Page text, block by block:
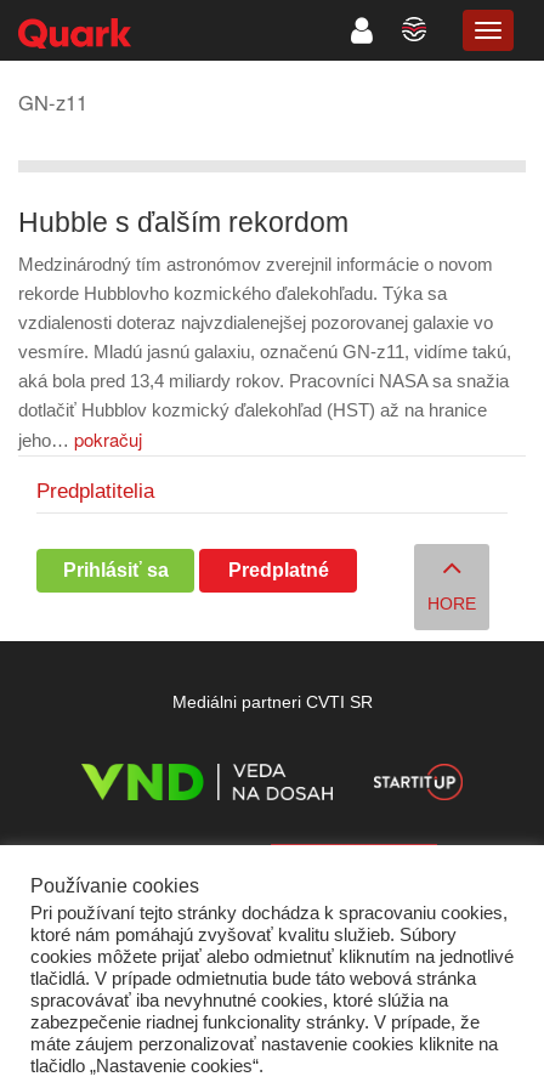
GN-z11
Hubble s ďalším rekordom
Medzinárodný tím astronómov zverejnil informácie o novom
rekorde Hubblovho kozmického ďalekohľadu. Týka sa
vzdialenosti doteraz najvzdialenejšej pozorovanej galaxie vo
vesmíre. Mladú jasnú galaxiu, označenú GN-z11, vidíme takú,
aká bola pred 13,4 miliardy rokov. Pracovníci NASA sa snažia
dotlačiť Hubblov kozmický ďalekohľad (HST) až na hranice
jeho… pokračuj
Predplatitelia
Prihlásiť sa Predplatné
HORE
Mediálni partneri CVTI SR
Domov O nás Kontakt Vydavateľ
Používanie cookies
Pri používaní tejto stránky dochádza k spracovaniu cookies,
ktoré nám pomáhajú zvyšovať kvalitu služieb. Súbory
cookies môžete prijať alebo odmietnuť kliknutím na jednotlivé
tlačidlá. V prípade odmietnutia bude táto webová stránka
spracovávať iba nevyhnutné cookies, ktoré slúžia na
zabezpečenie riadnej funkcionality stránky. V prípade, že
máte záujem perzonalizovať nastavenie cookies kliknite na
tlačidlo „Nastavenie cookies“.